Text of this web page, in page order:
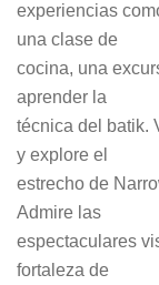
experiencias
una clase de
cocina, una
aprender la
técnica del batik.
y explore el
estrecho de
Admire las
espectaculares
fortaleza de